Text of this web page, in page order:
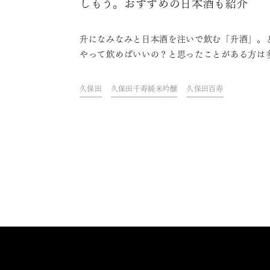
しもう。おすすめの日本酒も紹介
升になみなみと日本酒を注いで飲む「升酒」。
やって飲めばいいの？と思ったことがある方は
い飲み方や楽しみ方、おすすめの日本酒を紹介
す。
久保田 久保田千寿純米吟醸 久保田百寿